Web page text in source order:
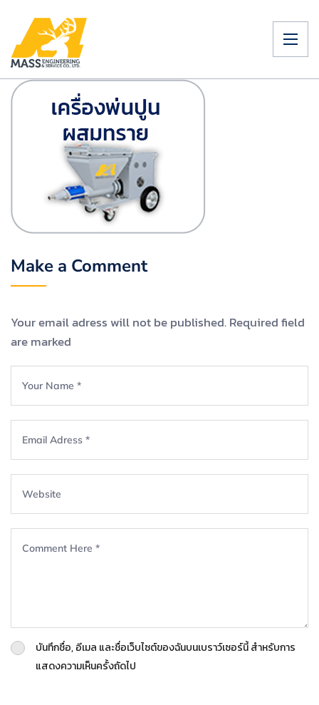
Make a Comment
Your email adress will not be published. Required field
are marked
บันทึกชื่อ, อีเมล และชื่อเว็บไซต์ของฉันบนเบราว์เซอร์นี้ สำหรับการ
แสดงความเห็นครั้งถัดไป